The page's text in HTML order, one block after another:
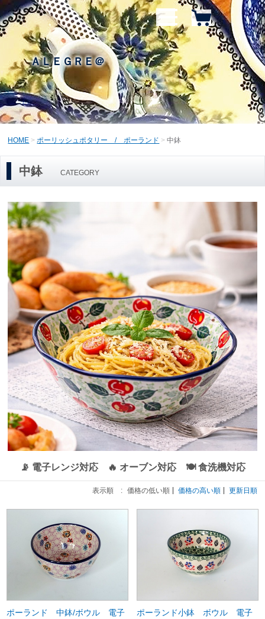
ＡＬＥＧＲＥ＠
HOME ポーリッシュポタリー / ポーランド 中鉢
中鉢 CATEGORY
📡 電子レンジ対応 🔥 オーブン対応 🍽 食洗機対応
表示順 : 価格の低い順 価格の高い順 更新日順
ポーランド 中鉢/ボウル 電子
ポーランド小鉢 ボウル 電子